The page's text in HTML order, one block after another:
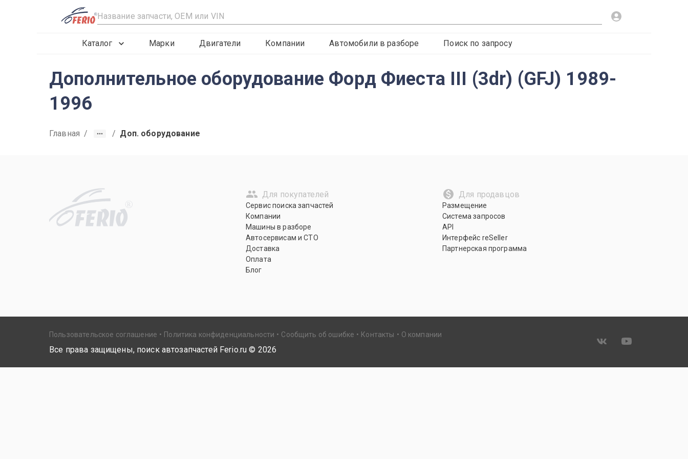
R
Каталог Марки Двигатели Компании Автомобили в разборе Поиск по запросу
Дополнительное оборудование Форд Фиеста III (3dr) (GFJ) 1989-
1996
Главная / / Доп. оборудование
R
Для покупателей
Сервис поиска запчастей
Компании
Машины в разборе
Автосервисам и СТО
Доставка
Оплата
Блог
Для продавцов
Размещение
Система запросов
API
Интерфейс reSeller
Партнерская программа
Пользовательское соглашение Политика конфиденциальности Сообщить об ошибке Контакты О компании
Все права защищены, поиск автозапчастей Ferio.ru © 2026